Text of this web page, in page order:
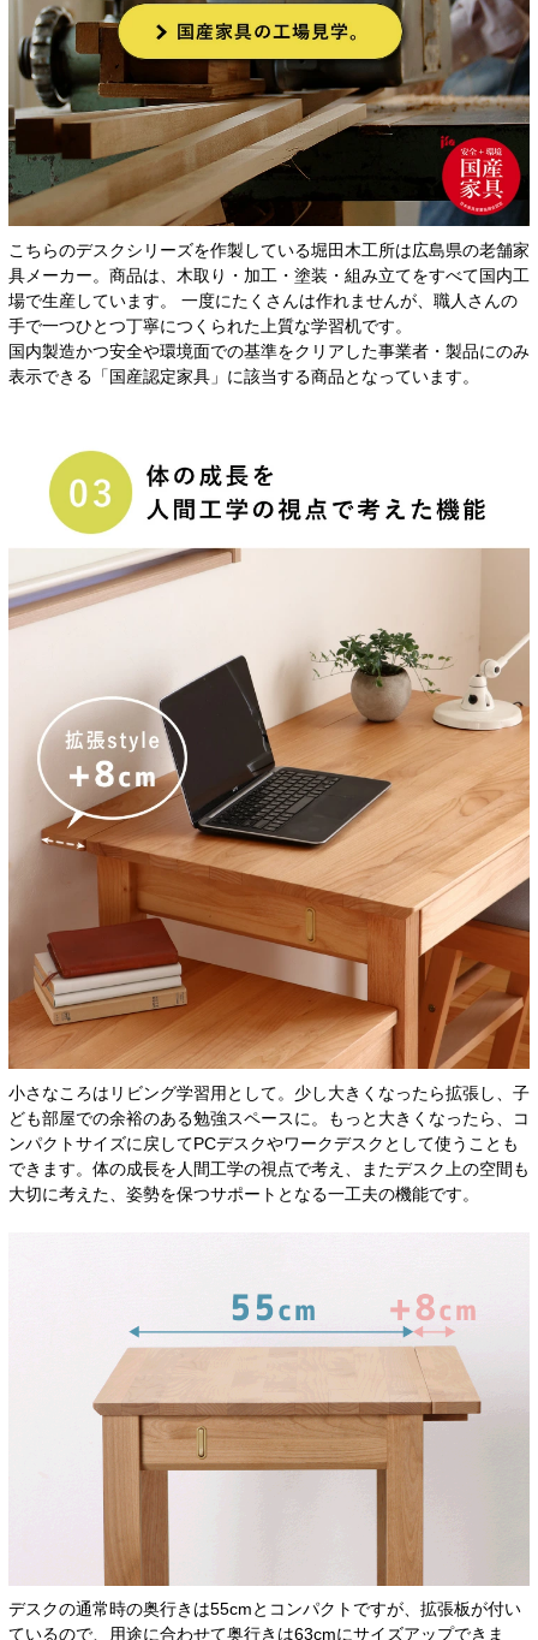
こちらのデスクシリーズを作製している堀田木工所は広島県の老舗家
具メーカー。商品は、木取り・加工・塗装・組み立てをすべて国内工
場で生産しています。 一度にたくさんは作れませんが、職人さんの
手で一つひとつ丁寧につくられた上質な学習机です。
国内製造かつ安全や環境面での基準をクリアした事業者・製品にのみ
表示できる「国産認定家具」に該当する商品となっています。
小さなころはリビング学習用として。少し大きくなったら拡張し、子
ども部屋での余裕のある勉強スペースに。もっと大きくなったら、コ
ンパクトサイズに戻してPCデスクやワークデスクとして使うことも
できます。体の成長を人間工学の視点で考え、またデスク上の空間も
大切に考えた、姿勢を保つサポートとなる一工夫の機能です。
デスクの通常時の奥行きは55cmとコンパクトですが、拡張板が付い
ているので、用途に合わせて奥行きは63cmにサイズアップできま